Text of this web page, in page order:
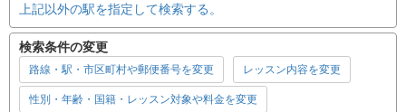
上記以外の駅を指定して検索する。
検索条件の変更
路線・駅・市区町村や郵便番号を変更 レッスン内容を変更
性別・年齢・国籍・レッスン対象や料金を変更